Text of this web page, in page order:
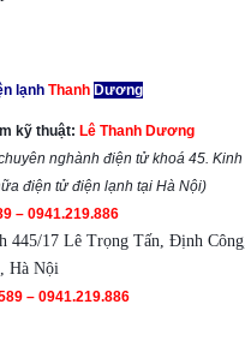
lạnh Thanh Dương
kỹ thuật: Lê Thanh Dương
nghành điện tử khoá 45. Kinh
điện tử điện lạnh tại Hà Nội)
– 0941.219.886
445/17 Lê Trọng Tấn, Định
Hà Nội
– 0941.219.886